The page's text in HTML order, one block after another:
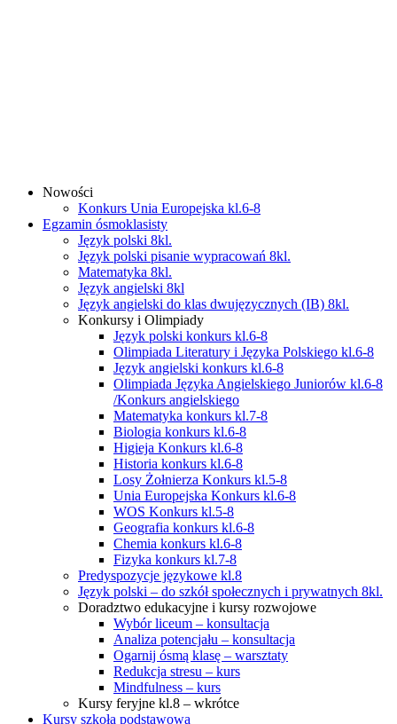
Nowości
Konkurs Unia Europejska kl.6-8
Egzamin ósmoklasisty
Język polski 8kl.
Język polski pisanie wypracowań 8kl.
Matematyka 8kl.
Język angielski 8kl
Język angielski do klas dwujęzycznych (IB) 8kl.
Konkursy i Olimpiady
Język polski konkurs kl.6-8
Olimpiada Literatury i Języka Polskiego kl.6-8
Język angielski konkurs kl.6-8
Olimpiada Języka Angielskiego Juniorów kl.6-8
/Konkurs angielskiego
Matematyka konkurs kl.7-8
Biologia konkurs kl.6-8
Higieja Konkurs kl.6-8
Historia konkurs kl.6-8
Losy Żołnierza Konkurs kl.5-8
Unia Europejska Konkurs kl.6-8
WOS Konkurs kl.5-8
Geografia konkurs kl.6-8
Chemia konkurs kl.6-8
Fizyka konkurs kl.7-8
Predyspozycje językowe kl.8
Język polski – do szkół społecznych i prywatnych 8kl.
Doradztwo edukacyjne i kursy rozwojowe
Wybór liceum – konsultacja
Analiza potencjału – konsultacja
Ogarnij ósmą klasę – warsztaty
Redukcja stresu – kurs
Mindfulness – kurs
Kursy feryjne kl.8 – wkrótce
Kursy szkoła podstawowa